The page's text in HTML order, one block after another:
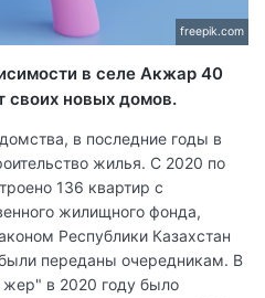
freepik.com
в селе Акжар 40
своих новых домов.
в последние годы в
жилья. С 2020 по
136 квартир с
жилищного фонда,
Республики Казахстан
переданы очередникам. В
в 2020 году было